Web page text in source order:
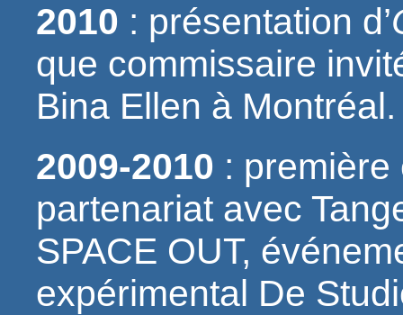
2010 : présentation d’
que commissaire
Bina Ellen à Montréal.
2009-2010 : première
partenariat avec
SPACE OUT,
expérimental De